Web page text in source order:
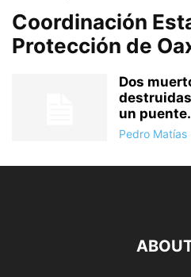
Coordinación
Protección de
Dos
un
Pedro Matías